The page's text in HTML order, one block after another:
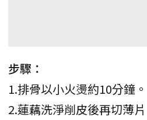
步驟：
1.排骨以小火燙約10分鐘。
2.蓮藕洗淨削皮後再切薄